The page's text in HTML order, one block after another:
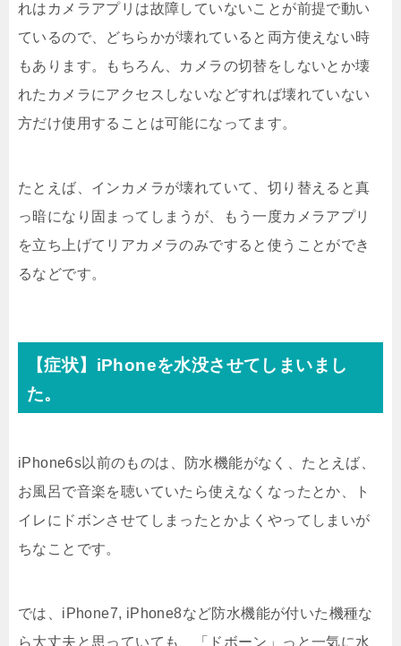
れはカメラアプリは故障していないことが前提で動い
ているので、どちらかが壊れていると両方使えない時
もあります。もちろん、カメラの切替をしないとか壊
れたカメラにアクセスしないなどすれば壊れていない
方だけ使用することは可能になってます。
たとえば、インカメラが壊れていて、切り替えると真
っ暗になり固まってしまうが、もう一度カメラアプリ
を立ち上げてリアカメラのみですると使うことができ
るなどです。
【症状】iPhoneを水没させてしまいまし
た。
iPhone6s以前のものは、防水機能がなく、たとえば、
お風呂で音楽を聴いていたら使えなくなったとか、ト
イレにドボンさせてしまったとかよくやってしまいが
ちなことです。
では、iPhone7, iPhone8など防水機能が付いた機種な
ら大丈夫と思っていても、「ドボーン」っと一気に水